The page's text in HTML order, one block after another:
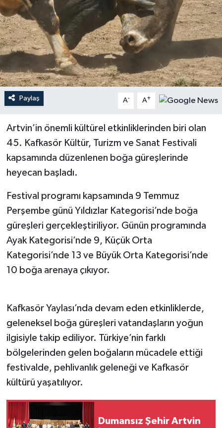
Paylaş A- A+
Artvin’in önemli kültürel etkinliklerinden biri olan
45. Kafkasör Kültür, Turizm ve Sanat Festivali
kapsamında düzenlenen boğa güreşlerinde
heyecan başladı.
Festival programı kapsamında 9 Temmuz
Perşembe günü Yıldızlar Kategorisi’nde boğa
güreşleri gerçekleştiriliyor. Günün programında
Ayak Kategorisi’nde 9, Küçük Orta
Kategorisi’nde 13 ve Büyük Orta Kategorisi’nde
10 boğa arenaya çıkıyor.
Kafkasör Yaylası’nda devam eden etkinliklerde,
geleneksel boğa güreşleri vatandaşların yoğun
ilgisiyle takip ediliyor. Türkiye’nin farklı
bölgelerinden gelen boğaların mücadele ettiği
festivalde, pehlivanlık geleneği ve Kafkasör
kültürü yaşatılıyor.
Dumansız Şehir Artvin